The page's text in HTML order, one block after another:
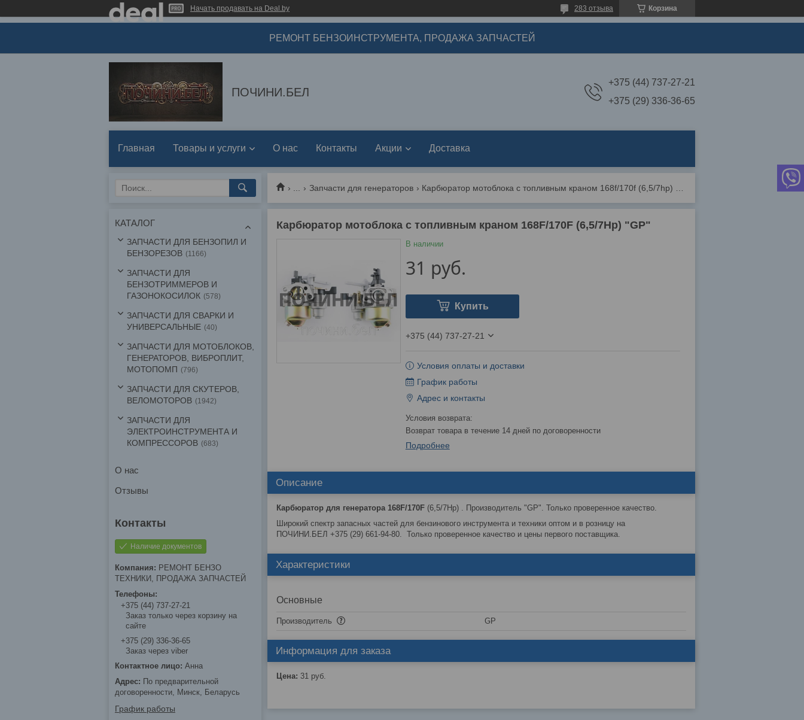
Начать продавать на Deal.by Корзина
283 отзыва
РЕМОНТ БЕНЗОИНСТРУМЕНТА, ПРОДАЖА ЗАПЧАСТЕЙ
ПОЧИНИ.БЕЛ
+375 (44) 737-27-21
+375 (29) 336-36-65
Главная Товары и услуги О нас Контакты Акции Доставка
Запчасти для генераторов
Карбюратор мотоблока с топливным краном 168F/170F (6,5/7Hp) "GP"
В наличии
31 руб.
Купить
+375 (44) 737-27-21
Условия оплаты и доставки
График работы
Адрес и контакты
возврат товара в течение 14 дней по договоренности
Подробнее
Описание
Карбюратор для генератора 168F/170F (6,5/7Hp) . Производитель "GP". Только проверенное качество.
Широкий спектр запасных частей для бензинового инструмента и техники оптом и в розницу на
ПОЧИНИ.БЕЛ +375 (29) 661-94-80. Только проверенное качество и цены первого поставщика.
Характеристики
Основные
Производитель GP
Информация для заказа
Цена: 31 руб.
КАТАЛОГ
ЗАПЧАСТИ ДЛЯ БЕНЗОПИЛ И
БЕНЗОРЕЗОВ
1166
ЗАПЧАСТИ ДЛЯ
БЕНЗОТРИММЕРОВ И
ГАЗОНОКОСИЛОК
578
ЗАПЧАСТИ ДЛЯ СВАРКИ И
УНИВЕРСАЛЬНЫЕ
40
ЗАПЧАСТИ ДЛЯ МОТОБЛОКОВ,
ГЕНЕРАТОРОВ, ВИБРОПЛИТ,
МОТОПОМП
796
ЗАПЧАСТИ ДЛЯ СКУТЕРОВ,
ВЕЛОМОТОРОВ
1942
ЗАПЧАСТИ ДЛЯ
ЭЛЕКТРОИНСТРУМЕНТА И
КОМПРЕССОРОВ
683
О нас
Отзывы
Наличие документов
РЕМОНТ БЕНЗО
ТЕХНИКИ, ПРОДАЖА ЗАПЧАСТЕЙ
+375 (44) 737-27-21
Заказ только через корзину на
сайте
+375 (29) 336-36-65
Заказ через viber
Анна
По предварительной
договоренности, Минск, Беларусь
График работы